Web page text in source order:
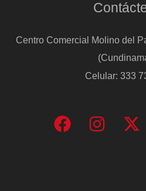
Centro Comercial Molino del
Celular: 333